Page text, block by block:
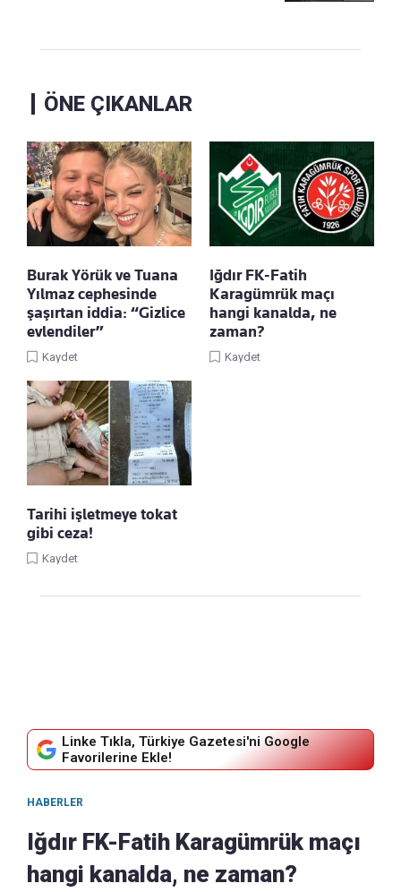
ÖNE ÇIKANLAR
Burak Yörük ve Tuana
Yılmaz cephesinde
şaşırtan iddia: “Gizlice
evlendiler”
Kaydet
Iğdır FK-Fatih
Karagümrük maçı
hangi kanalda, ne
zaman?
Kaydet
Tarihi işletmeye tokat
gibi ceza!
Kaydet
Linke Tıkla, Türkiye Gazetesi'ni Google
Favorilerine Ekle!
HABERLER
Iğdır FK-Fatih Karagümrük maçı
hangi kanalda, ne zaman?